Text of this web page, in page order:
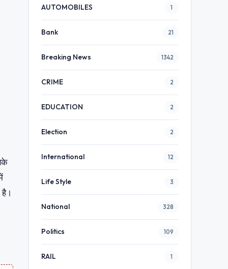
है।
AUTOMOBILES 1
Bank 21
Breaking News 1342
CRIME 2
EDUCATION 2
Election 2
International 12
Life Style 3
National 328
Politics 109
RAIL 1